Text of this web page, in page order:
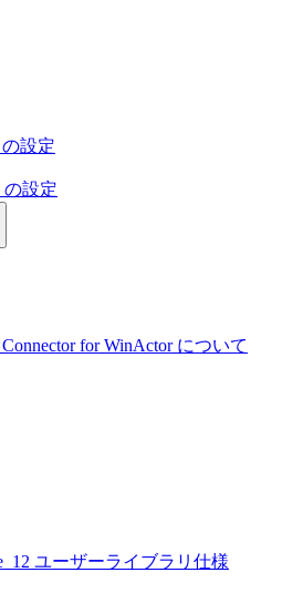
設定
の設定
for WinActor について
ユーザーライブラリ仕様